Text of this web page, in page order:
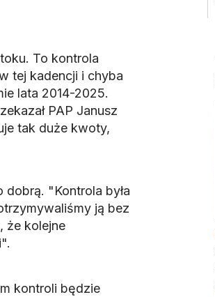
To kontrola
tej kadencji i chyba
lata 2014-2025.
PAP Janusz
tak duże kwoty,
dobrą. "Kontrola była
ją bez
że kolejne
kontroli będzie